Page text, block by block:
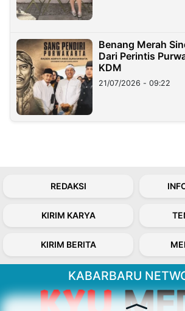
Benang Merah
Dari Perintis
KDM
21/07/2026 - 09:22
REDAKSI
KIRIM KARYA
KIRIM BERITA
KABARBARU